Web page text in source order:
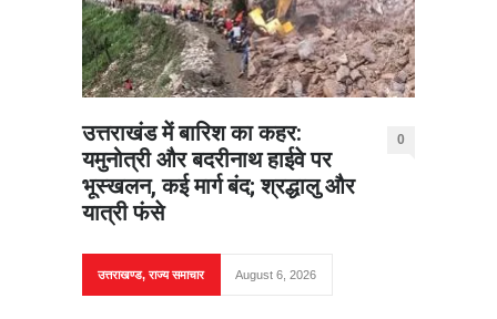
उत्तराखंड में बारिश का कहर:
यमुनोत्री और बदरीनाथ हाईवे पर
भूस्खलन, कई मार्ग बंद; श्रद्धालु और
यात्री फंसे
0
उत्तराखण्ड,राज्य समाचार August 6, 2026